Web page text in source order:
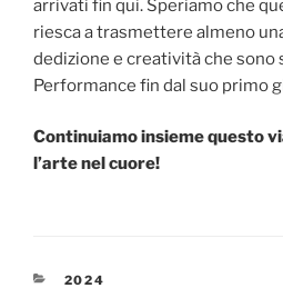
arrivati fin qui. Speriamo che
riesca a trasmettere almeno
dedizione e creatività che sono
Performance fin dal suo primo
Continuiamo insieme questo
l’arte nel cuore!
CATEGORIE
2024